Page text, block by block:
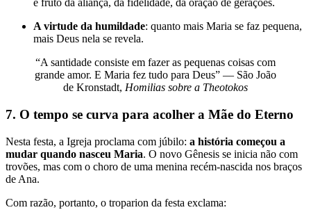
é fruto da aliança, da fidelidade, da oração de gerações.
A virtude da humildade: quanto mais Maria se faz pequena,
mais Deus nela se revela.
“A santidade consiste em fazer as pequenas coisas com
grande amor. E Maria fez tudo para Deus” — São João
de Kronstadt, Homilias sobre a Theotokos
7. O tempo se curva para acolher a Mãe do Eterno
Nesta festa, a Igreja proclama com júbilo: a história começou a
mudar quando nasceu Maria. O novo Gênesis se inicia não com
trovões, mas com o choro de uma menina recém-nascida nos braços
de Ana.
Com razão, portanto, o troparion da festa exclama: